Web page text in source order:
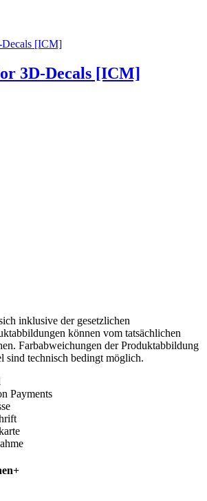
3D-Decals [ICM]
inklusive der gesetzlichen
können vom tatsächlichen
Farbabweichungen der Produktabbildung
sind technisch bedingt möglich.
+